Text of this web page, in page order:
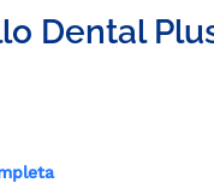
Dental